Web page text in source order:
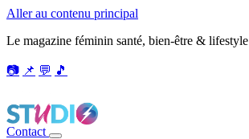
Aller au contenu principal
Le magazine féminin santé, bien-être & lifestyle
📷 📌 💬 🎵
Contact